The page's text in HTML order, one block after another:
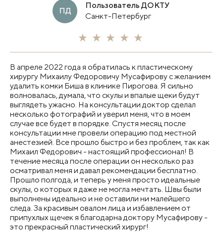
ПД
Пользователь ДОКТУ
Санкт-Петербург
В апреле 2022 года я обратилась к пластическому
хирургу Михаилу Федоровичу Мусафирову с желанием
удалить комки Биша в клинике Пирогова. Я сильно
волновалась, думала, что скулы и впалые щеки будут
выглядеть ужасно. На консультации доктор сделал
несколько фотографий и уверил меня, что в моем
случае все будет в порядке. Спустя месяц после
консультации мне провели операцию под местной
анестезией. Все прошло быстро и без проблем, так как
Михаил Федорович - настоящий профессионал! В
течение месяца после операции он несколько раз
осматривал меня и давал рекомендации бесплатно.
Прошло полгода, и теперь у меня просто идеальные
скулы, о которых я даже не могла мечтать. Швы были
выполнены идеально и не оставили ни малейшего
следа. За красивым овалом лица и избавлением от
припухлых щечек я благодарна доктору Мусафирову -
это прекрасный пластический хирург!